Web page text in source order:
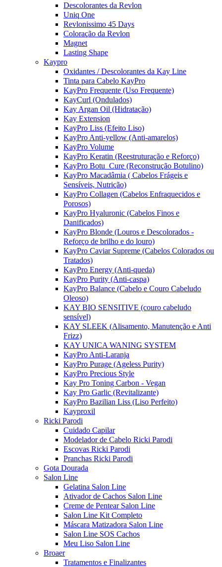
Descolorantes da Revlon
Uniq One
Revlonissimo 45 Days
Coloração da Revlon
Magnet
Lasting Shape
Kaypro
Oxidantes / Descolorantes da Kay Line
Tinta para Cabelo KayPro
KayPro Frequente (Uso Frequente)
KayCurl (Ondulados)
Kay Argan Oil (Hidratação)
Kay Extension
KayPro Liss (Efeito Liso)
KayPro Anti-yellow (Anti-amarelos)
KayPro Volume
KayPro Keratin (Reestruturação e Reforço)
KayPro Botu_Cure (Reconstrução Botulino)
KayPro Macadâmia ( Cabelos Frágeis e
Sensíveis, Nutrição)
KayPro Collagen (Cabelos Enfraquecidos e
Porosos)
KayPro Hyaluronic (Cabelos Finos e
Danificados)
KayPro Blonde (Louros e Descolorados -
Reforço de brilho e do louro)
KayPro Caviar Supreme (Cabelos Colorados ou
Tratados)
KayPro Energy (Anti-queda)
KayPro Purity (Anti-caspa)
KayPro Balance (Cabelo e Couro Cabeludo
Oleoso)
KAY BIO SENSITIVE (couro cabeludo
sensível)
KAY SLEEK (Alisamento, Manutenção e Anti
Frizz)
KAY UNICA WANING SYSTEM
KayPro Anti-Laranja
KayPro Purage (Ageless Purity)
KayPro Precious Style
Kay Pro Toning Carbon - Vegan
Kay Pro Garlic (Revitalizante)
KayPro Bazilian Liss (Liso Perfeito)
Kayproxil
Ricki Parodi
Cuidado Capilar
Modelador de Cabelo Ricki Parodi
Escovas Ricki Parodi
Pranchas Ricki Parodi
Gota Dourada
Salon Line
Gelatina Salon Line
Ativador de Cachos Salon Line
Creme de Pentear Salon Line
Salon Line Kit Completo
Máscara Matizadora Salon Line
Salon Line SOS Cachos
Meu Liso Salon Line
Broaer
Tratamentos e Finalizantes